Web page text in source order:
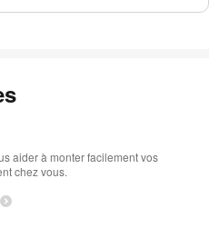
aider à monter facilement vos
chez vous.